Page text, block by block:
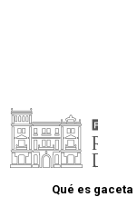
Qué es gaceta